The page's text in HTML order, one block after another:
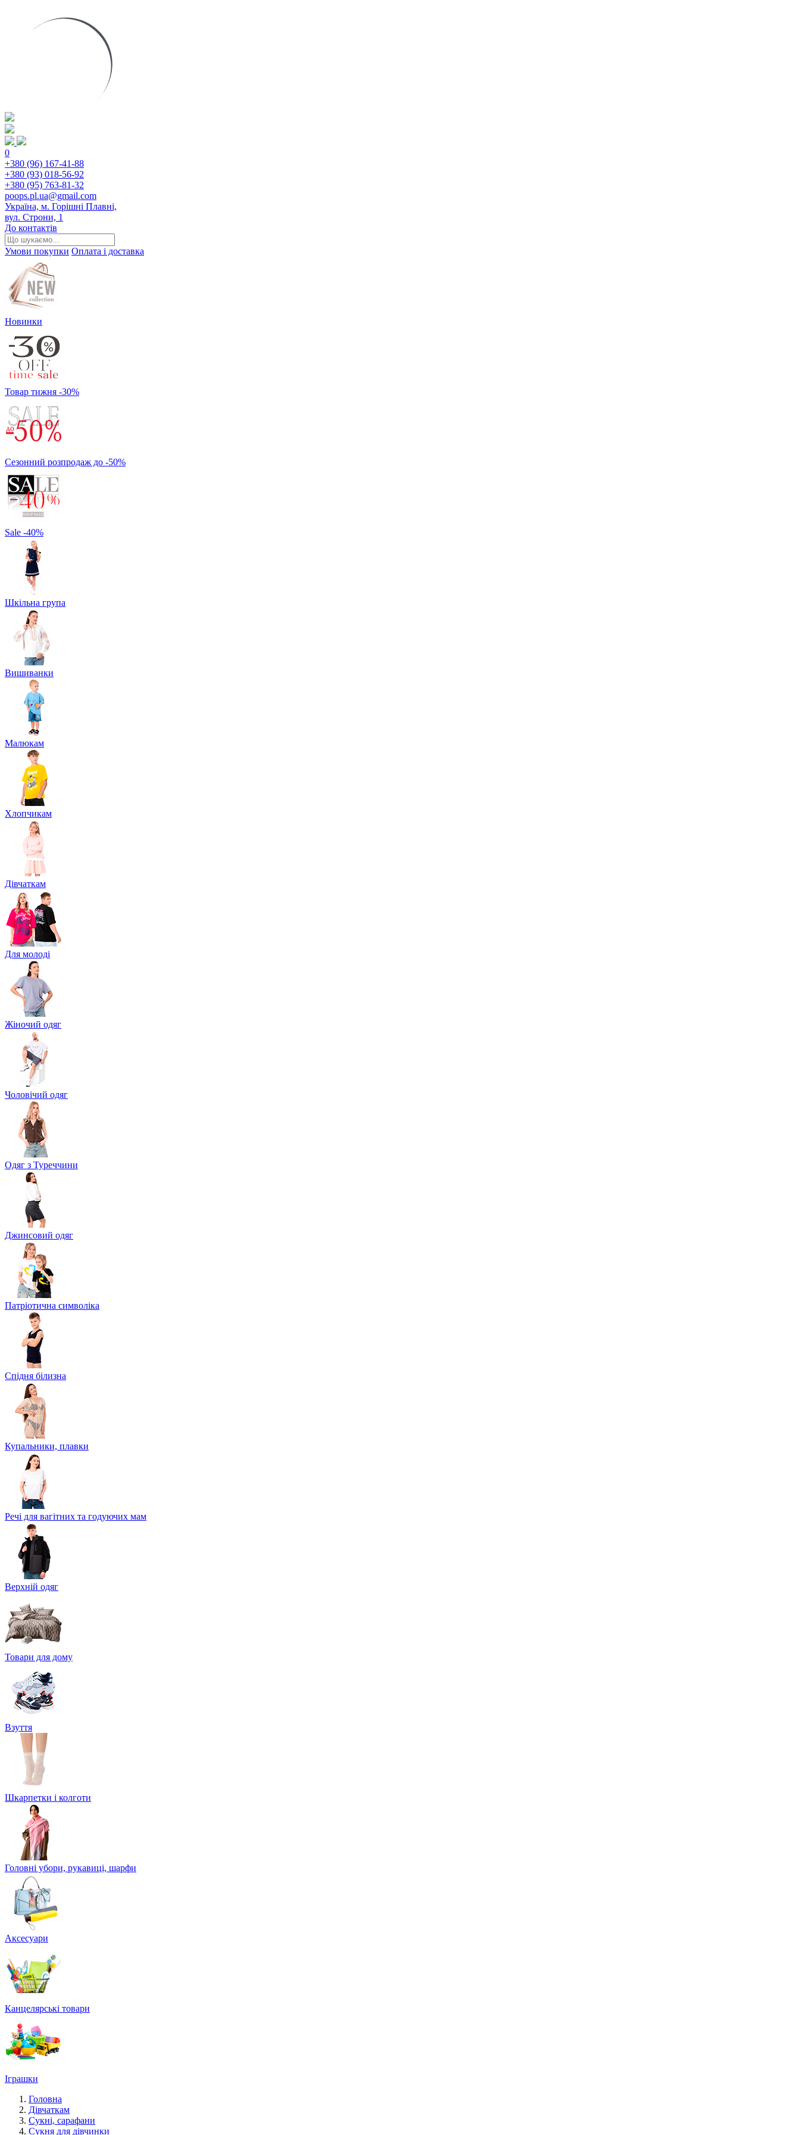
0
+380 (96) 167-41-88
+380 (93) 018-56-92
+380 (95) 763-81-32
poops.pl.ua@gmail.com
Україна, м. Горішні Плавні,
вул. Строни, 1
До контактів
Умови покупки Оплата і доставка
Новинки
Товар тижня -30%
Сезонний розпродаж до -50%
Sale -40%
Шкільна група
Вишиванки
Малюкам
Хлопчикам
Дівчаткам
Для молоді
Жіночий одяг
Чоловічий одяг
Одяг з Туреччини
Джинсовий одяг
Патріотична символіка
Спідня білизна
Купальники, плавки
Речі для вагітних та годуючих мам
Верхній одяг
Товари для дому
Взуття
Шкарпетки і колготи
Головні убори, рукавиці, шарфи
Аксесуари
Канцелярські товари
Іграшки
Головна
Дівчаткам
Сукні, сарафани
Сукня для дівчинки